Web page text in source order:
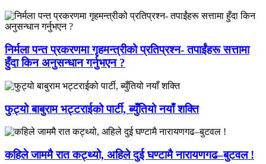
निर्मला पन्त प्रकरणमा गृहमन्त्रीको प्रतिप्रश्न- तपाईंहरू सत्तामा
हुँदा किन अनुसन्धान गर्नुभएन ?
फुट्यो बाबुराम भट्टराईको पार्टी, ब्युँतियो नयाँ शक्ति
कहिले जाममै रात कट्थ्यो, अहिले दुई घण्टामै नारायणगढ–बुटवल !